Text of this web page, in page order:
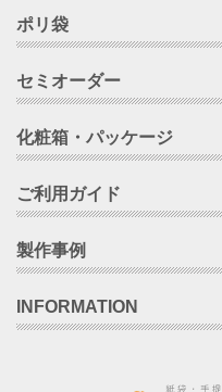
ポリ袋
セミオーダー
化粧箱・パッケージ
ご利用ガイド
製作事例
INFORMATION